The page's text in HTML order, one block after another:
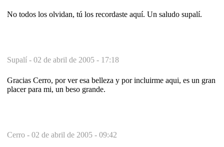
No todos los olvidan, tú los recordaste aquí. Un saludo supalí.
Supalí - 02 de abril de 2005 - 17:18
Gracias Cerro, por ver esa belleza y por incluirme aqui, es un gran
placer para mi, un beso grande.
Cerro - 02 de abril de 2005 - 09:42